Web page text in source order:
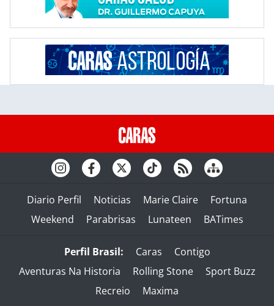
Diario Perfil Noticias Marie Claire
Fortuna
Weekend
Parabrisas Lunateen BATimes
Perfil Brasil: Caras
Contigo
Aventuras Na Historia
Rolling Stone
Sport Buzz
Recreio
Maxima